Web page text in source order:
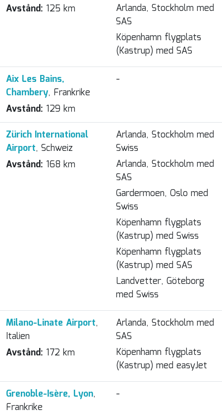
Avstånd: 125 km
Arlanda, Stockholm med
SAS
Köpenhamn flygplats
(Kastrup) med SAS
Aix Les Bains,
Chambery, Frankrike
Avstånd: 129 km
-
Zürich International
Airport, Schweiz
Avstånd: 168 km
Arlanda, Stockholm med
Swiss
Arlanda, Stockholm med
SAS
Gardermoen, Oslo med
Swiss
Köpenhamn flygplats
(Kastrup) med Swiss
Köpenhamn flygplats
(Kastrup) med SAS
Landvetter, Göteborg
med Swiss
Milano-Linate Airport,
Italien
Avstånd: 172 km
Arlanda, Stockholm med
SAS
Köpenhamn flygplats
(Kastrup) med easyJet
Grenoble-Isère, Lyon,
Frankrike
-